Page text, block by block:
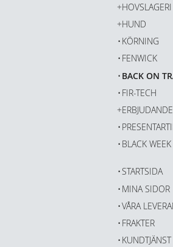
HOVSLAGERI
HUND
KÖRNING
FENWICK
BACK ON
FIR-TECH
ERBJUDANDE
BLACK WEEK
STARTSIDA
MINA SIDOR
VÅRA
FRAKTER
KUNDTJÄNST